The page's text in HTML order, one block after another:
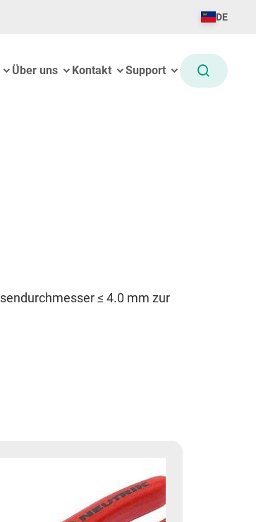
DE
Über uns Kontakt Support
≤ 4.0 mm zur